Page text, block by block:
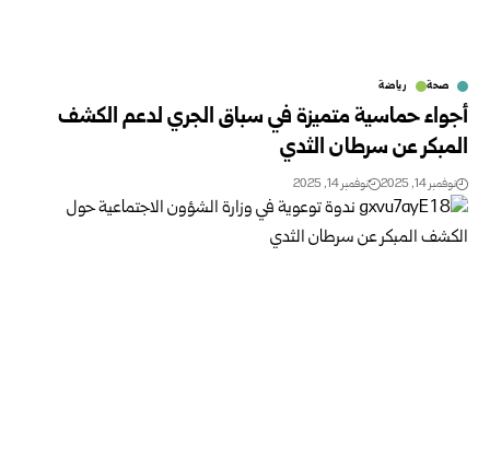
صحة رياضة
أجواء حماسية متميزة في سباق الجري لدعم الكشف
المبكر عن سرطان الثدي
نوفمبر 14, 2025 نوفمبر 14, 2025